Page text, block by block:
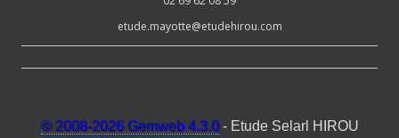
etude.mayotte@etudehirou.com
© 2008-2026 Gemweb 4.3.0- Etude Selarl HIROU